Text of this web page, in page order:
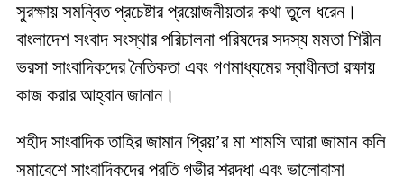
সুরক্ষায় সমন্বিত প্রচেষ্টার প্রয়োজনীয়তার কথা তুলে ধরেন।
বাংলাদেশ সংবাদ সংস্থার পরিচালনা পরিষদের সদস্য মমতা শিরীন
ভরসা সাংবাদিকদের নৈতিকতা এবং গণমাধ্যমের স্বাধীনতা রক্ষায়
কাজ করার আহ্বান জানান।
শহীদ সাংবাদিক তাহির জামান প্রিয়’র মা শামসি আরা জামান কলি
সমাবেশে সাংবাদিকদের প্রতি গভীর শ্রদ্ধা এবং ভালোবাসা